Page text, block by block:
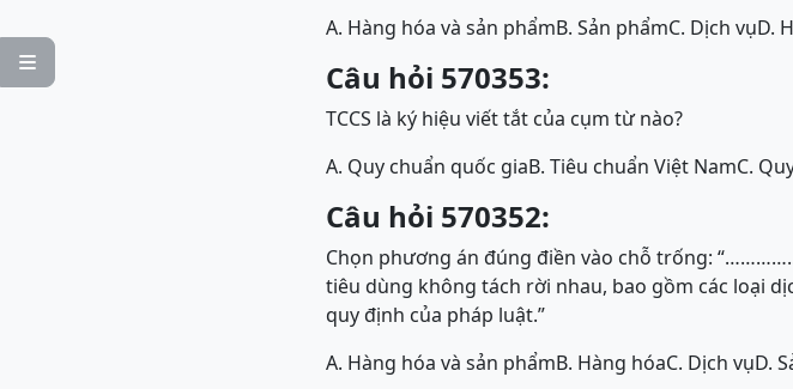

A. Hàng hóa và sản phẩmB. Sản phẩmC. Dịch vụD.
Câu hỏi 570353:
TCCS là ký hiệu viết tắt của cụm từ nào?
A. Quy chuẩn quốc giaB. Tiêu chuẩn Việt NamC.
Câu hỏi 570352:
Chọn phương án đúng điền vào chỗ trống:
tiêu dùng không tách rời nhau, bao gồm các loại
quy định của pháp luật.”
A. Hàng hóa và sản phẩmB. Hàng hóaC. Dịch vụD.